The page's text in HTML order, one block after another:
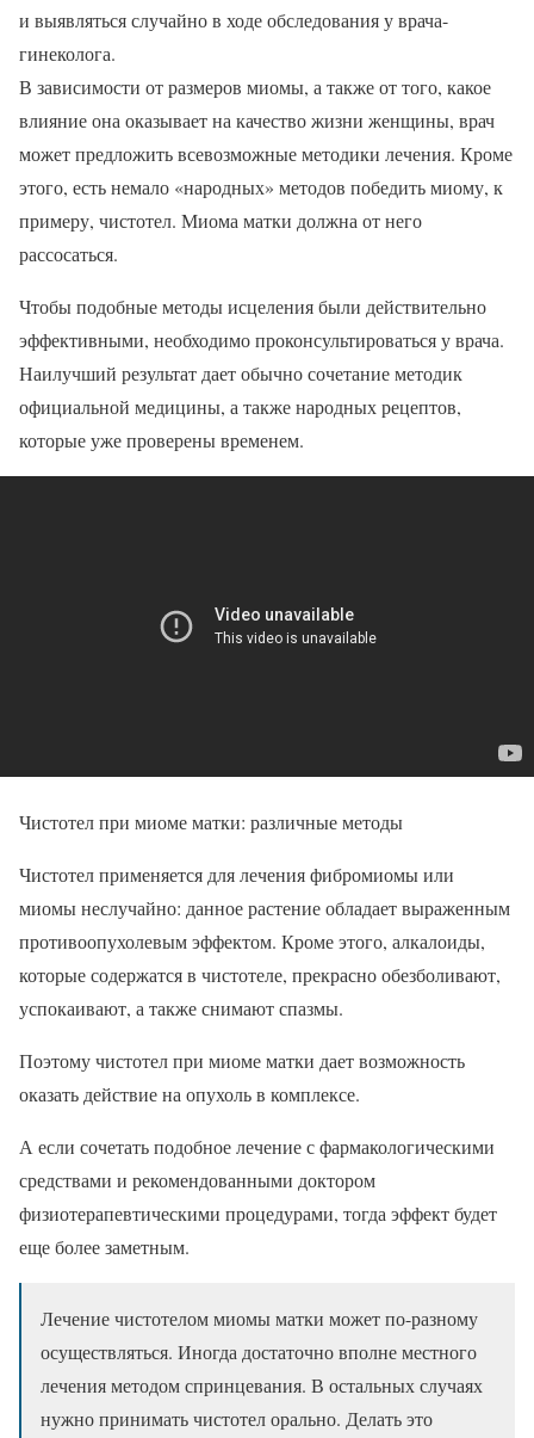
и выявляться случайно в ходе обследования у врача-
гинеколога.
В зависимости от размеров миомы, а также от того, какое
влияние она оказывает на качество жизни женщины, врач
может предложить всевозможные методики лечения. Кроме
этого, есть немало «народных» методов победить миому, к
примеру, чистотел. Миома матки должна от него
рассосаться.
Чтобы подобные методы исцеления были действительно
эффективными, необходимо проконсультироваться у врача.
Наилучший результат дает обычно сочетание методик
официальной медицины, а также народных рецептов,
которые уже проверены временем.
Чистотел при миоме матки: различные методы
Чистотел применяется для лечения фибромиомы или
миомы неслучайно: данное растение обладает выраженным
противоопухолевым эффектом. Кроме этого, алкалоиды,
которые содержатся в чистотеле, прекрасно обезболивают,
успокаивают, а также снимают спазмы.
Поэтому чистотел при миоме матки дает возможность
оказать действие на опухоль в комплексе.
А если сочетать подобное лечение с фармакологическими
средствами и рекомендованными доктором
физиотерапевтическими процедурами, тогда эффект будет
еще более заметным.
Лечение чистотелом миомы матки может по-разному
осуществляться. Иногда достаточно вполне местного
лечения методом спринцевания. В остальных случаях
нужно принимать чистотел орально. Делать это